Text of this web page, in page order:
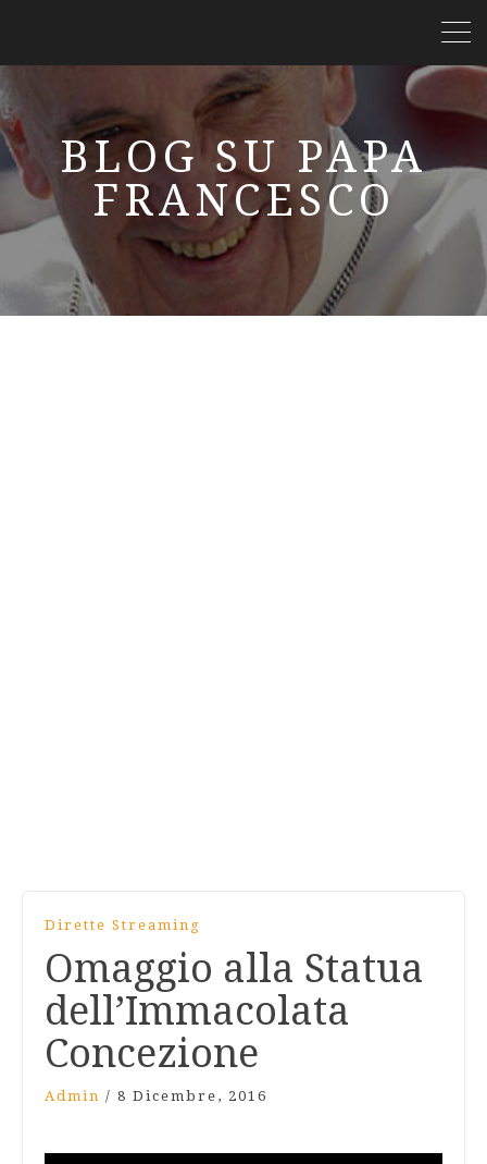
BLOG SU PAPA
FRANCESCO
Dirette Streaming
Omaggio alla Statua
dell’Immacolata
Concezione
Admin / 8 Dicembre, 2016